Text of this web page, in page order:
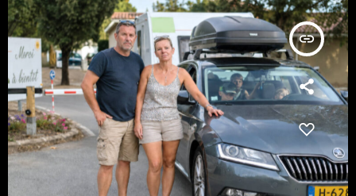
insert_link